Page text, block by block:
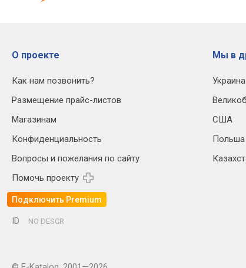
О проекте
Как нам позвонить?
Размещение прайс-листов
Магазинам
Конфиденциальность
Вопросы и пожелания по сайту
Помочь проекту
Подключить Premium
Мы в
Украина
США
Польша
ID NO DESCR